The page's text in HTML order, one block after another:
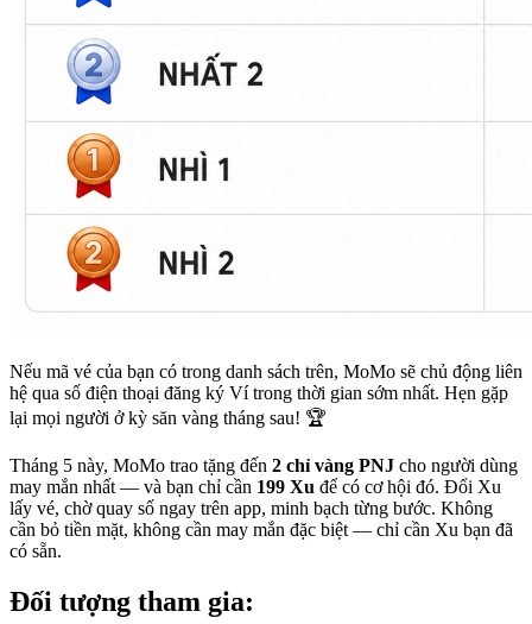
Nếu mã vé của bạn có trong danh sách trên, MoMo sẽ chủ động liên
hệ qua số điện thoại đăng ký Ví trong thời gian sớm nhất. Hẹn gặp
lại mọi người ở kỳ săn vàng tháng sau! 🏆
Tháng 5 này, MoMo trao tặng đến 2 chỉ vàng PNJ cho người dùng
may mắn nhất — và bạn chỉ cần 199 Xu để có cơ hội đó. Đổi Xu
lấy vé, chờ quay số ngay trên app, minh bạch từng bước. Không
cần bỏ tiền mặt, không cần may mắn đặc biệt — chỉ cần Xu bạn đã
có sẵn.
Đối tượng tham gia: